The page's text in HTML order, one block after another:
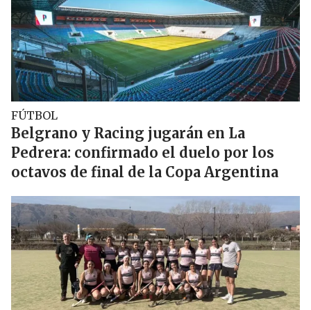
FÚTBOL
Belgrano y Racing jugarán en La
Pedrera: confirmado el duelo por los
octavos de final de la Copa Argentina